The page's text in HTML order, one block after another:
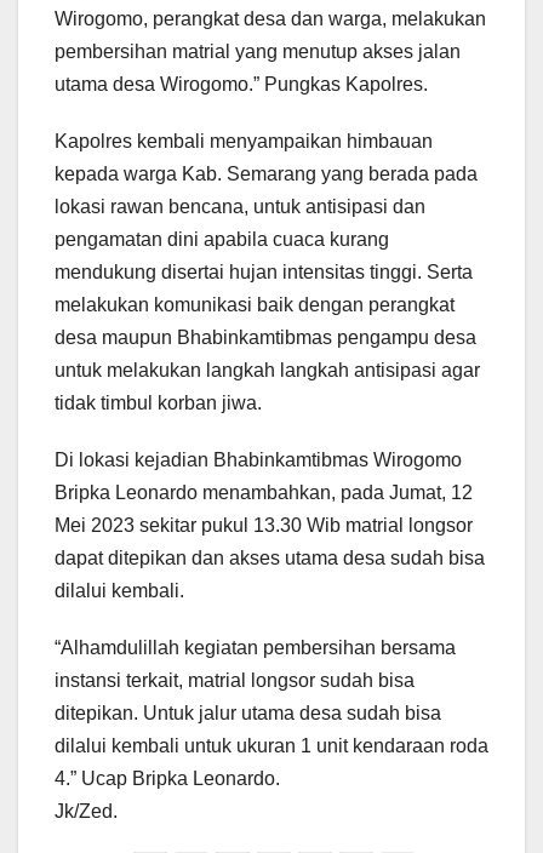
Wirogomo, perangkat desa dan warga, melakukan
pembersihan matrial yang menutup akses jalan
utama desa Wirogomo.” Pungkas Kapolres.
Kapolres kembali menyampaikan himbauan
kepada warga Kab. Semarang yang berada pada
lokasi rawan bencana, untuk antisipasi dan
pengamatan dini apabila cuaca kurang
mendukung disertai hujan intensitas tinggi. Serta
melakukan komunikasi baik dengan perangkat
desa maupun Bhabinkamtibmas pengampu desa
untuk melakukan langkah langkah antisipasi agar
tidak timbul korban jiwa.
Di lokasi kejadian Bhabinkamtibmas Wirogomo
Bripka Leonardo menambahkan, pada Jumat, 12
Mei 2023 sekitar pukul 13.30 Wib matrial longsor
dapat ditepikan dan akses utama desa sudah bisa
dilalui kembali.
“Alhamdulillah kegiatan pembersihan bersama
instansi terkait, matrial longsor sudah bisa
ditepikan. Untuk jalur utama desa sudah bisa
dilalui kembali untuk ukuran 1 unit kendaraan roda
4.” Ucap Bripka Leonardo.
Jk/Zed.